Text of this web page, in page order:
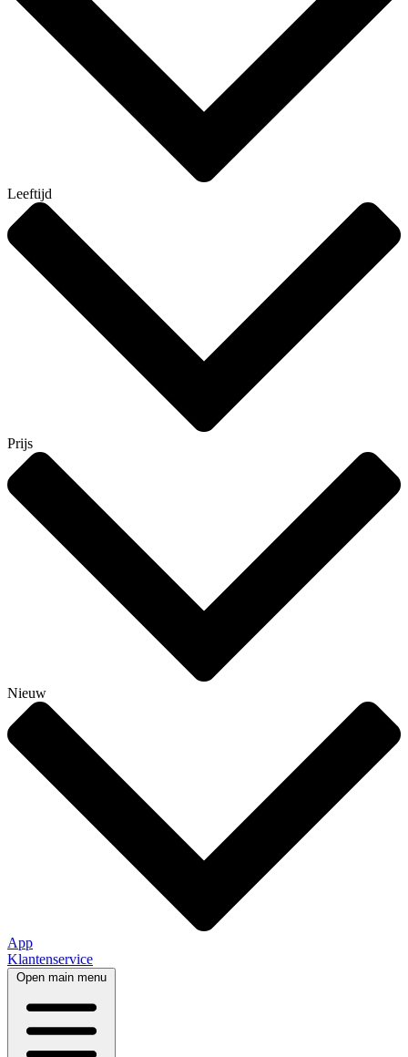
Leeftijd
Prijs
Nieuw
App
Klantenservice
Open main menu